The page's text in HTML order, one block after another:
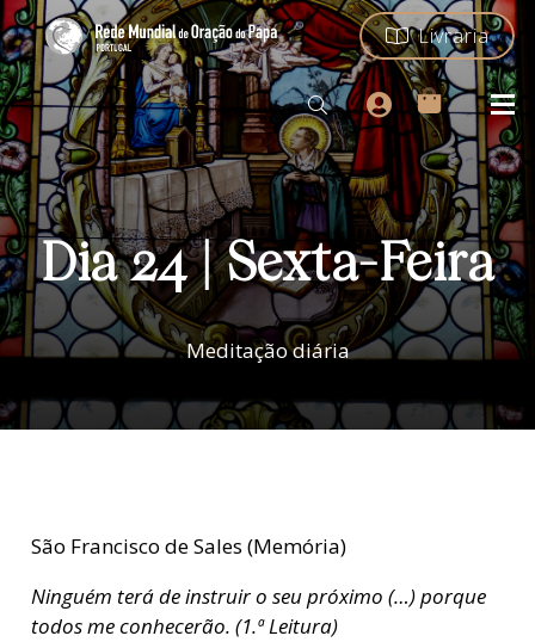
Livraria
Dia 24 | Sexta-Feira
Meditação diária
São Francisco de Sales (Memória)
Ninguém terá de instruir o seu próximo (…) porque
todos me conhecerão. (1.ª Leitura)